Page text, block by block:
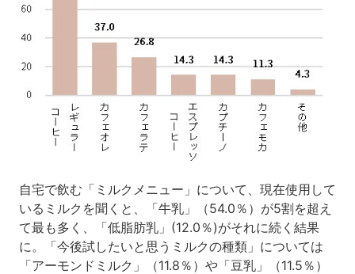
自宅で飲む「ミルクメニュー」について、現在使用して
いるミルクを聞くと、「牛乳」（54.0％）が5割を超え
て最も多く、「低脂肪乳」(12.0％)がそれに続く結果
に。「今後試したいと思うミルクの種類」については
「アーモンドミルク」（11.8％）や「豆乳」（11.5％）